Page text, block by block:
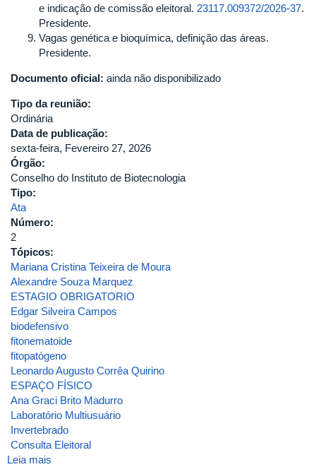
e indicação de comissão eleitoral. 23117.009372/2026-37.
Presidente.
Vagas genética e bioquímica, definição das áreas.
Presidente.
Documento oficial: ainda não disponibilizado
Tipo da reunião:
Ordinária
Data de publicação:
sexta-feira, Fevereiro 27, 2026
Órgão:
Conselho do Instituto de Biotecnologia
Tipo:
Ata
Número:
2
Tópicos:
Mariana Cristina Teixeira de Moura
Alexandre Souza Marquez
ESTAGIO OBRIGATORIO
Edgar Silveira Campos
biodefensivo
fitonematoide
fitopatógeno
Leonardo Augusto Corrêa Quirino
ESPAÇO FÍSICO
Ana Graci Brito Madurro
Laboratório Multiusuário
Invertebrado
Consulta Eleitoral
Leia mais